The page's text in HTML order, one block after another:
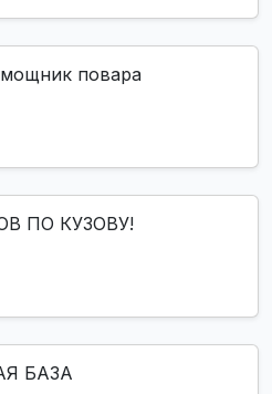
повара
ПО КУЗОВУ!
БАЗА